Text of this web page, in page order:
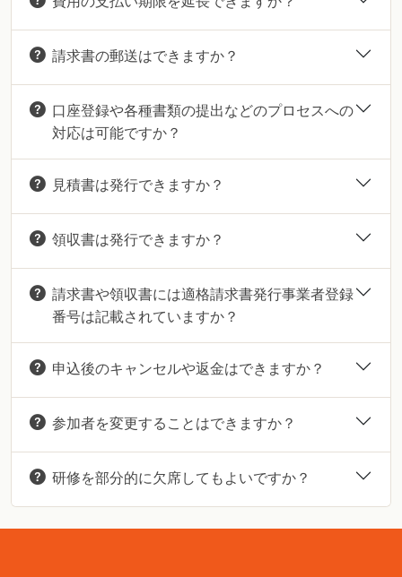
請求書の郵送はできますか？
口座登録や各種書類の提出などのプロセスへの
対応は可能ですか？
見積書は発行できますか？
領収書は発行できますか？
請求書や領収書には適格請求書発行事業者登録
番号は記載されていますか？
申込後のキャンセルや返金はできますか？
参加者を変更することはできますか？
研修を部分的に欠席してもよいですか？